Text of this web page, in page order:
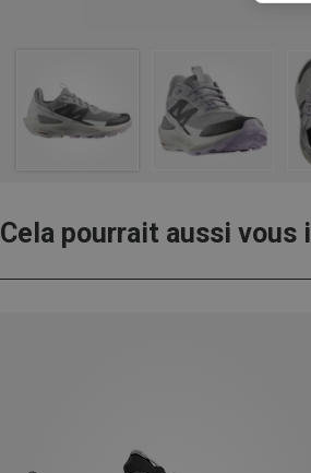
Cela pourrait aussi vous